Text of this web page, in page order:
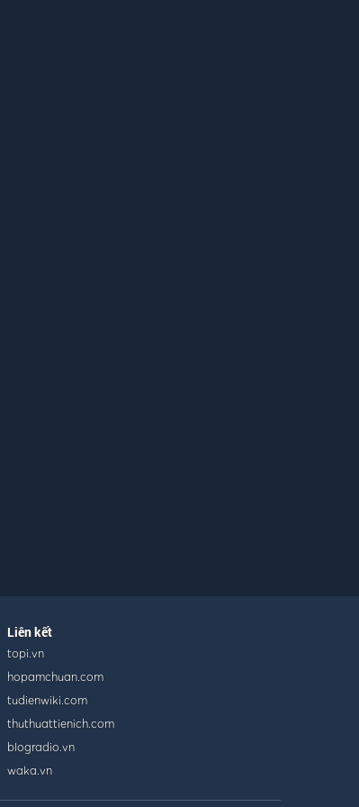
Liên kết
topi.vn
hopamchuan.com
tudienwiki.com
thuthuattienich.com
blogradio.vn
waka.vn